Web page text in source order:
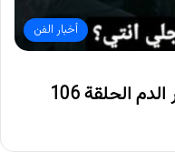
أخبار الفن
فوستا .. مشاهدة مسلسل زهور الدم الحلقة 106